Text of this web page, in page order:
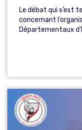
Le débat qui s’est
concernant
Départementaux